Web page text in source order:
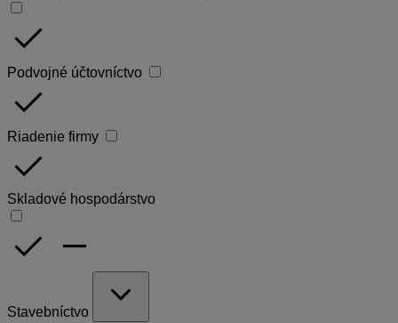
done
Podvojné účtovníctvo
done
Riadenie firmy
done
Skladové hospodárstvo
done remove
Stavebníctvo
expand_more